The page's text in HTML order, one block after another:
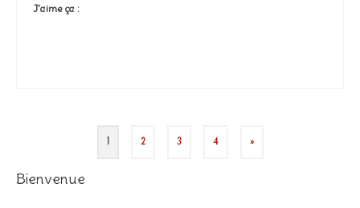
J’aime ça :
1 2 3 4 »
Bienvenue